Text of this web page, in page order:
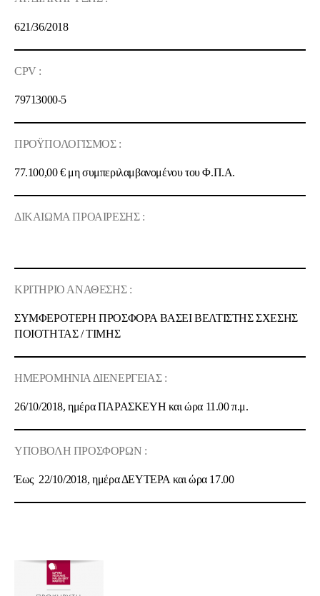
621/36/2018
CPV :
79713000-5
ΠΡΟΫΠΟΛΟΓΙΣΜΟΣ :
77.100,00 €μη συμπεριλαμβανομένου του Φ.Π.Α.
ΔΙΚΑΙΩΜΑ ΠΡΟΑΙΡΕΣΗΣ :
ΚΡΙΤΗΡΙΟ ΑΝΑΘΕΣΗΣ :
ΣΥΜΦΕΡΟΤΕΡΗ ΠΡΟΣΦΟΡΑ ΒΑΣΕΙ ΒΕΛΤΙΣΤΗΣ ΣΧΕΣΗΣ
ΠΟΙOΤΗΤΑΣ / ΤΙΜΗΣ
ΗΜΕΡΟΜΗΝΙΑ ΔΙΕΝΕΡΓΕΙΑΣ :
26/10/2018, ημέραΠΑΡΑΣΚΕΥΗ και ώρα 11.00 π.μ.
ΥΠΟΒΟΛΗ ΠΡΟΣΦΟΡΩΝ :
Έως 22/10/2018, ημέραΔΕΥΤΕΡΑ και ώρα 17.00